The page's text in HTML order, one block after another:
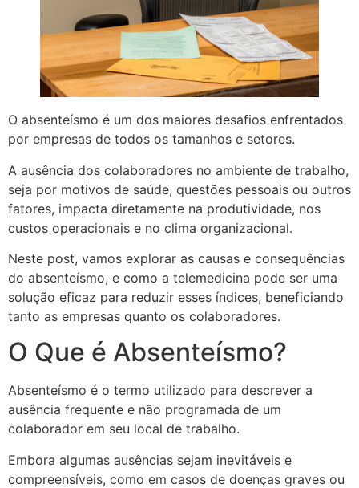
O absenteísmo é um dos maiores desafios enfrentados
por empresas de todos os tamanhos e setores.
A ausência dos colaboradores no ambiente de trabalho,
seja por motivos de saúde, questões pessoais ou outros
fatores, impacta diretamente na produtividade, nos
custos operacionais e no clima organizacional.
Neste post, vamos explorar as causas e consequências
do absenteísmo, e como a telemedicina pode ser uma
solução eficaz para reduzir esses índices, beneficiando
tanto as empresas quanto os colaboradores.
O Que é Absenteísmo?
Absenteísmo é o termo utilizado para descrever a
ausência frequente e não programada de um
colaborador em seu local de trabalho.
Embora algumas ausências sejam inevitáveis e
compreensíveis, como em casos de doenças graves ou